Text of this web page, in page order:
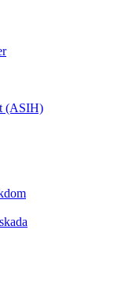
(ASIH)